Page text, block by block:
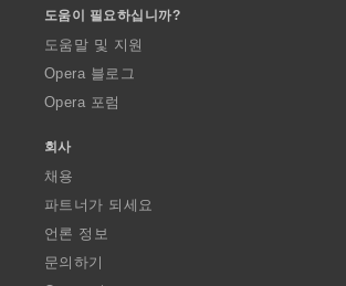
도움이 필요하십니까?
도움말 및 지원
Opera 블로그
Opera 포럼
회사
채용
파트너가 되세요
언론 정보
문의하기